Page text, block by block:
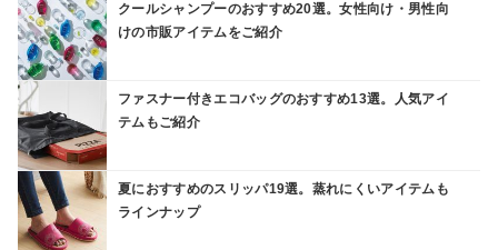
クールシャンプーのおすすめ20選。女性向け・男性向
けの市販アイテムをご紹介
ファスナー付きエコバッグのおすすめ13選。人気アイ
テムもご紹介
夏におすすめのスリッパ19選。蒸れにくいアイテムも
ラインナップ